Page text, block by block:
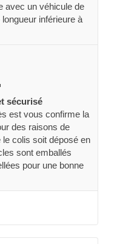
avec un véhicule de
inférieure à
sécurisé
est vous confirme la
des raisons de
le colis soit déposé en
sont emballés
pour une bonne